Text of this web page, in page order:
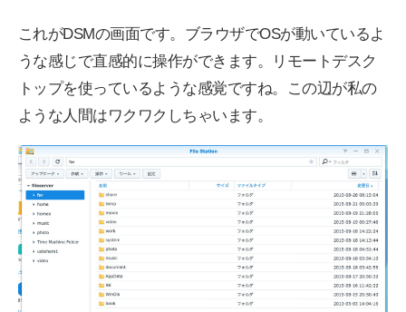
これがDSMの画面です。ブラウザでOSが動いているよ
うな感じで直感的に操作ができます。リモートデスク
トップを使っているような感覚ですね。この辺が私の
ような人間はワクワクしちゃいます。